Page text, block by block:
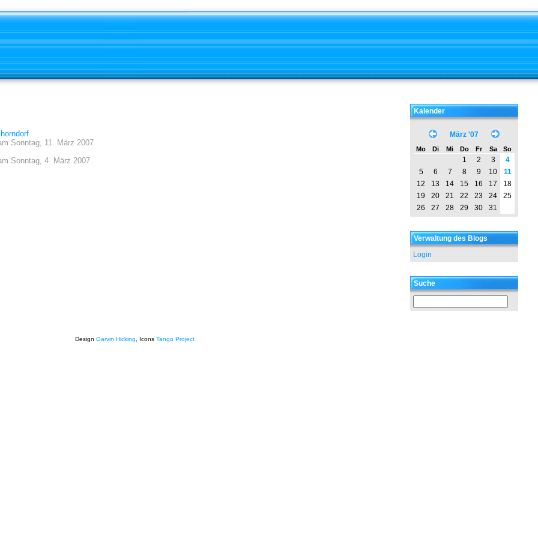
Sonntag, 11. März 2007
Sonntag, 4. März 2007
Kalender
März '07
Mo Di Mi Do Fr Sa So
1 2 3
4
5
6 7 8 9 10
11
12
13 14 15 16 17
18
19
20 21 22 23 24
25
26
27 28 29 30 31
Verwaltung des Blogs
Login
Suche
Design Garvin Hicking , Icons Tango Project